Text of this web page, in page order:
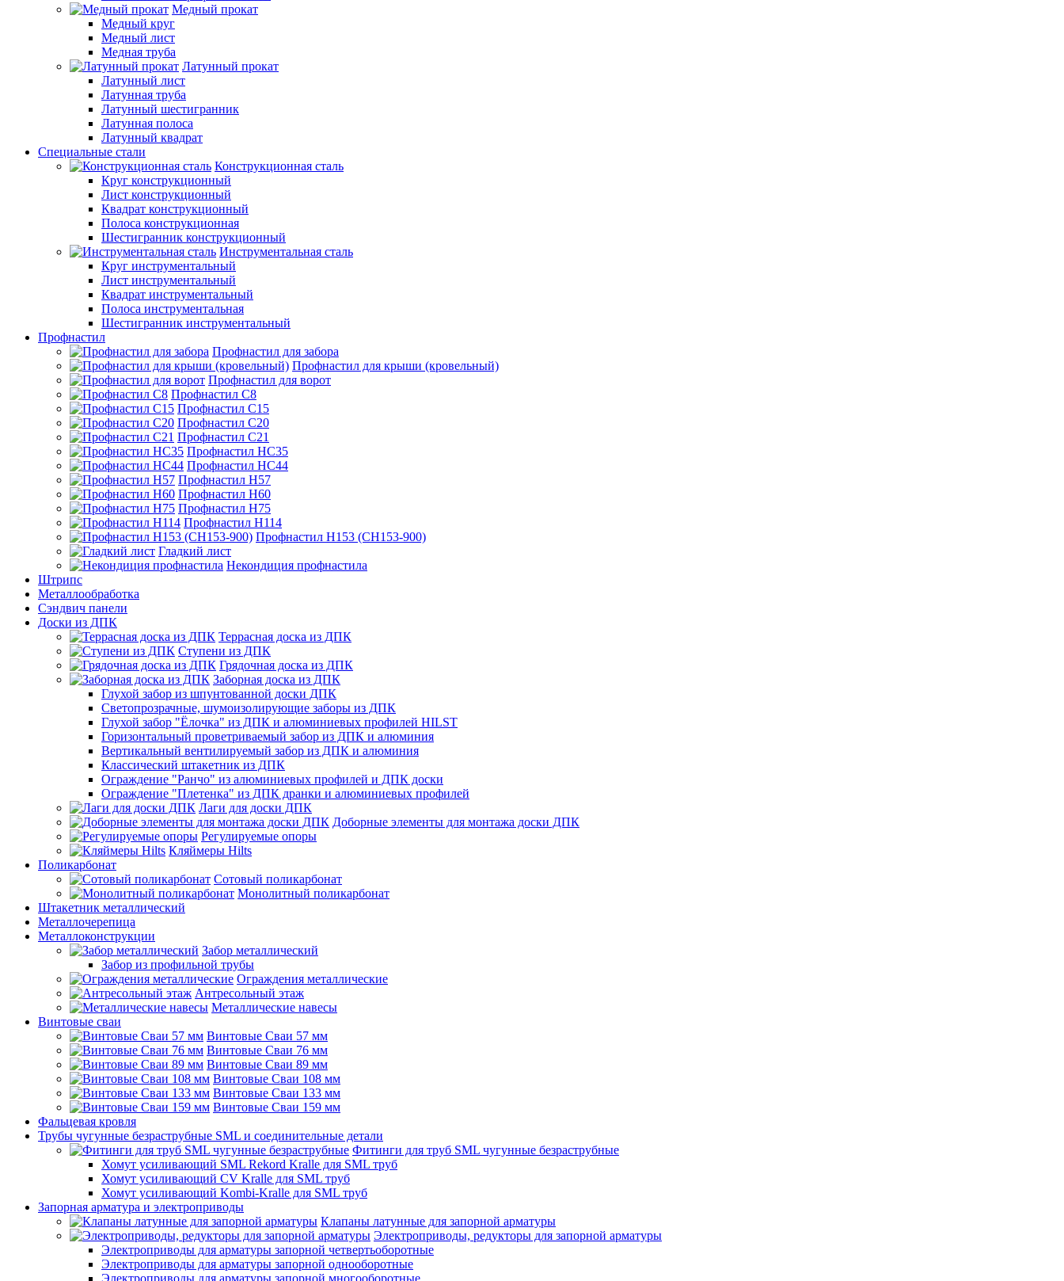
Медный прокат
Медный круг
Медный лист
Медная труба
Латунный прокат
Латунный лист
Латунная труба
Латунный шестигранник
Латунная полоса
Латунный квадрат
Специальные стали
Конструкционная сталь
Круг конструкционный
Лист конструкционный
Квадрат конструкционный
Полоса конструкционная
Шестигранник конструкционный
Инструментальная сталь
Круг инструментальный
Лист инструментальный
Квадрат инструментальный
Полоса инструментальная
Шестигранник инструментальный
Профнастил
Профнастил для забора
Профнастил для крыши (кровельный)
Профнастил для ворот
Профнастил С8
Профнастил С15
Профнастил С20
Профнастил С21
Профнастил НС35
Профнастил НС44
Профнастил Н57
Профнастил Н60
Профнастил Н75
Профнастил Н114
Профнастил Н153 (СН153-900)
Гладкий лист
Некондиция профнастила
Штрипс
Металлообработка
Сэндвич панели
Доски из ДПК
Террасная доска из ДПК
Ступени из ДПК
Грядочная доска из ДПК
Заборная доска из ДПК
Глухой забор из шпунтованной доски ДПК
Светопрозрачные, шумоизолирующие заборы из ДПК
Глухой забор "Ёлочка" из ДПК и алюминиевых профилей HILST
Горизонтальный проветриваемый забор из ДПК и алюминия
Вертикальный вентилируемый забор из ДПК и алюминия
Классический штакетник из ДПК
Ограждение "Ранчо" из алюминиевых профилей и ДПК доски
Ограждение "Плетенка" из ДПК дранки и алюминиевых профилей
Лаги для доски ДПК
Доборные элементы для монтажа доски ДПК
Регулируемые опоры
Кляймеры Hilts
Поликарбонат
Сотовый поликарбонат
Монолитный поликарбонат
Штакетник металлический
Металлочерепица
Металлоконструкции
Забор металлический
Забор из профильной трубы
Ограждения металлические
Антресольный этаж
Металлические навесы
Винтовые сваи
Винтовые Сваи 57 мм
Винтовые Сваи 76 мм
Винтовые Сваи 89 мм
Винтовые Сваи 108 мм
Винтовые Сваи 133 мм
Винтовые Сваи 159 мм
Фальцевая кровля
Трубы чугунные безраструбные SML и соединительные детали
Фитинги для труб SML чугунные безраструбные
Хомут усиливающий SML Rekord Kralle для SML труб
Хомут усиливающий CV Kralle для SML труб
Хомут усиливающий Kombi-Kralle для SML труб
Запорная арматура и электроприводы
Клапаны латунные для запорной арматуры
Электроприводы, редукторы для запорной арматуры
Электроприводы для арматуры запорной четвертьоборотные
Электроприводы для арматуры запорной однооборотные
Электроприводы для арматуры запорной многооборотные